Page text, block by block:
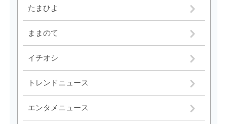
たまひよ
ままのて
イチオシ
トレンドニュース
エンタメニュース